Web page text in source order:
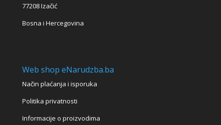
77208 Izačić
Bosna i Hercegovina
Web shop eNarudzba.ba
Način plaćanja i isporuka
Politika privatnosti
Informacije o proizvodima